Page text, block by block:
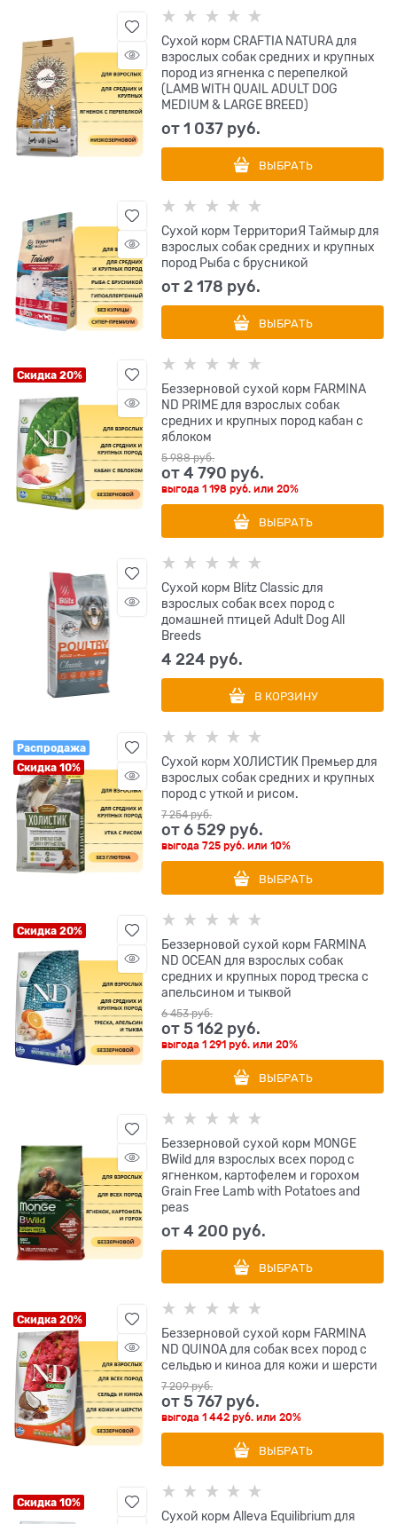
Сухой корм CRAFTIA NATURA для
взрослых собак средних и крупных
пород из ягненка с перепелкой
(LAMB WITH QUAIL ADULT DOG
MEDIUM & LARGE BREED)
от1 037 руб.
ВЫБРАТЬ
Сухой корм ТерриториЯ Таймыр для
взрослых собак средних и крупных
пород Рыба с брусникой
от2 178 руб.
ВЫБРАТЬ
Скидка 20%
Беззерновой cухой корм FARMINA
ND PRIME для взрослых собак
средних и крупных пород кабан с
яблоком
5 988 руб.
от4 790 руб.
выгода1 198 руб. или20%
ВЫБРАТЬ
Сухой корм Blitz Classic для
взрослых собак всех пород с
домашней птицей Adult Dog All
Breeds
4 224 руб.
В КОРЗИНУ
Распродажа
Скидка 10%
Сухой корм ХОЛИСТИК Премьер для
взрослых собак средних и крупных
пород с уткой и рисом.
7 254 руб.
от6 529 руб.
выгода725 руб. или10%
ВЫБРАТЬ
Скидка 20%
Беззерновой cухой корм FARMINA
ND OCEAN для взрослых собак
средних и крупных пород треска с
апельсином и тыквой
6 453 руб.
от5 162 руб.
выгода1 291 руб. или20%
ВЫБРАТЬ
Беззерновой сухой корм MONGE
BWild для взрослых всех пород с
ягненком, картофелем и горохом
Grain Free Lamb with Potatoes and
peas
от4 200 руб.
ВЫБРАТЬ
Скидка 20%
Беззерновой cухой корм FARMINA
ND QUINOA для собак всех пород с
сельдью и киноа для кожи и шерсти
7 209 руб.
от5 767 руб.
выгода1 442 руб. или20%
ВЫБРАТЬ
Скидка 10%
Сухой корм Alleva Equilibrium для